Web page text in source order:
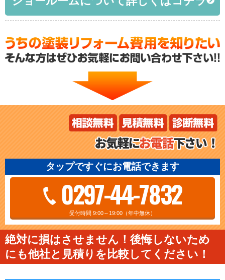
タップですぐにお電話できます
0297-44-7832
受付時間 9:00～19:00（年中無休）
絶対に損はさせません！後悔しないため
にも他社と見積りを比較してください！